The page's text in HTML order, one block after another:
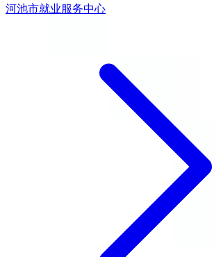
河池市就业服务中心